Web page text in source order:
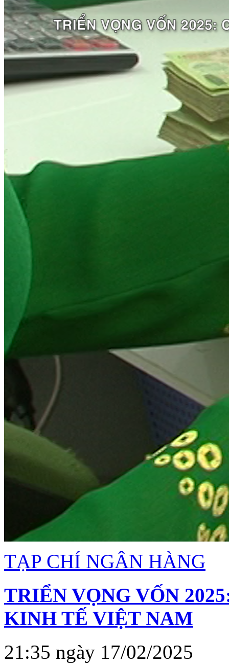
TẠP CHÍ NGÂN HÀNG
TRIỂN VỌNG VỐN
KINH TẾ VIỆT NAM
21:35 ngày 17/02/2025